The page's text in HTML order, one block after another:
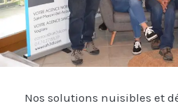
Nos solutions nuisibles et